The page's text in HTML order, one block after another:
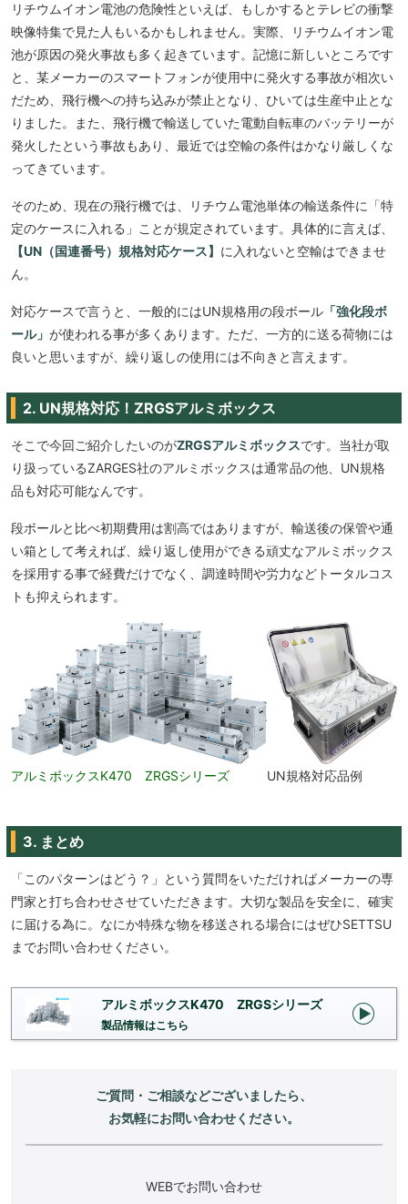
リチウムイオン電池の危険性といえば、もしかするとテレビの衝撃
映像特集で見た人もいるかもしれません。実際、リチウムイオン電
池が原因の発火事故も多く起きています。記憶に新しいところです
と、某メーカーのスマートフォンが使用中に発火する事故が相次い
だため、飛行機への持ち込みが禁止となり、ひいては生産中止とな
りました。また、飛行機で輸送していた電動自転車のバッテリーが
発火したという事故もあり、最近では空輸の条件はかなり厳しくな
ってきています。
そのため、現在の飛行機では、リチウム電池単体の輸送条件に「特
定のケースに入れる」ことが規定されています。具体的に言えば、
【UN（国連番号）規格対応ケース】 に入れないと空輸はできませ
ん。
対応ケースで言うと、一般的にはUN規格用の段ボール 「強化段ボ
ール」 が使われる事が多くあります。ただ、一方的に送る荷物には
良いと思いますが、繰り返しの使用には不向きと言えます。
2. UN規格対応！ZRGSアルミボックス
そこで今回ご紹介したいのがZRGSアルミボックスです。当社が取
り扱っているZARGES社のアルミボックスは通常品の他、UN規格
品も対応可能なんです。
段ボールと比べ初期費用は割高ではありますが、輸送後の保管や通
い箱として考えれば、繰り返し使用ができる頑丈なアルミボックス
を採用する事で経費だけでなく、調達時間や労力などトータルコス
トも抑えられます。
アルミボックスK470 ZRGSシリーズ UN規格対応品例
3. まとめ
「このパターンはどう？」という質問をいただければメーカーの専
門家と打ち合わせさせていただきます。大切な製品を安全に、確実
に届ける為に。なにか特殊な物を移送される場合にはぜひSETTSU
までお問い合わせください。
アルミボックスK470 ZRGSシリーズ
製品情報はこちら
ご質問・ご相談などございましたら、
お気軽にお問い合わせください。
WEBでお問い合わせ